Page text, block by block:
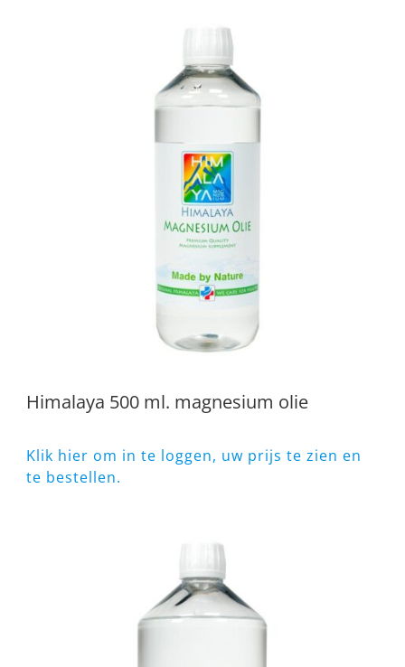
Himalaya 500 ml. magnesium olie
Klik hier om in te loggen, uw prijs te zien en
te bestellen.